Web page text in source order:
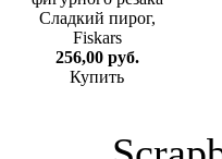
256,00 руб.
Купить